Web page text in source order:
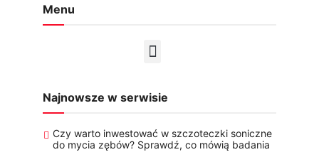
Menu
Najnowsze w serwisie
Czy warto inwestować w szczoteczki soniczne
do mycia zębów? Sprawdź, co mówią badania